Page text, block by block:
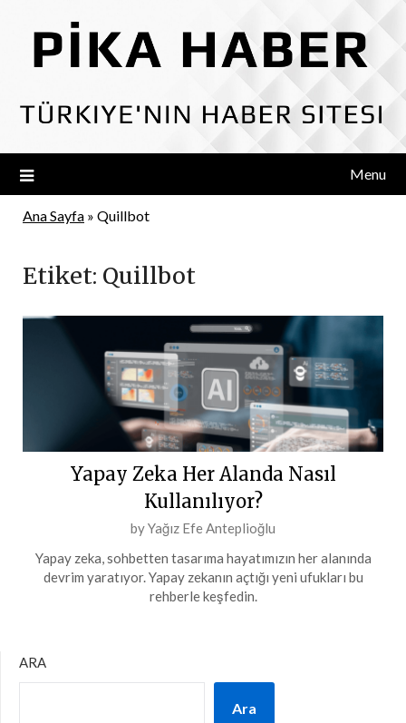
content
Menu
Ana Sayfa » Quillbot
Etiket: Quillbot
Yapay Zeka Her Alanda Nasıl
Kullanılıyor?
Posted
on
19
Şubat
byYağız Efe Anteplioğlu
Yapay zeka, sohbetten tasarıma hayatımızın her alanında
devrim yaratıyor. Yapay zekanın açtığı yeni ufukları bu
rehberle keşfedin.
ARA
Ara